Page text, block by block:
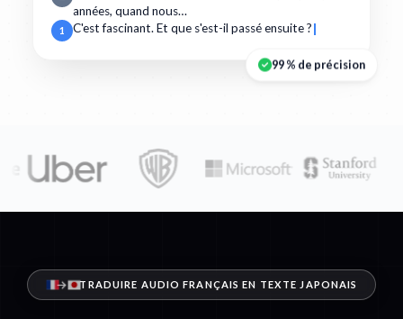
années, quand nous…
1 C'est fascinant. Et que s'est-il passé ensuite ?
99 % de précision
TRADUIRE AUDIO FRANÇAIS EN TEXTE JAPONAIS